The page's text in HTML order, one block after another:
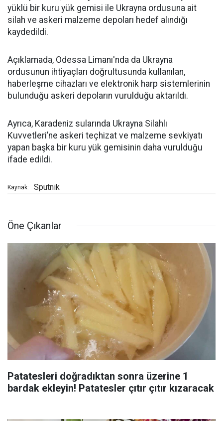
yüklü bir kuru yük gemisi ile Ukrayna ordusuna ait
silah ve askeri malzeme depoları hedef alındığı
kaydedildi.
Açıklamada, Odessa Limanı'nda da Ukrayna
ordusunun ihtiyaçları doğrultusunda kullanılan,
haberleşme cihazları ve elektronik harp sistemlerinin
bulunduğu askeri depoların vurulduğu aktarıldı.
Ayrıca, Karadeniz sularında Ukrayna Silahlı
Kuvvetleri’ne askeri teçhizat ve malzeme sevkiyatı
yapan başka bir kuru yük gemisinin daha vurulduğu
ifade edildi.
Kaynak: Sputnik
Öne Çıkanlar
Patatesleri doğradıktan sonra üzerine 1
bardak ekleyin! Patatesler çıtır çıtır kızaracak